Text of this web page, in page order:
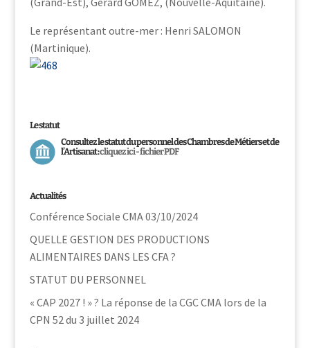
Le représentant outre-mer : Henri SALOMON
(Martinique).
Le statut
Consultez le statut du personnel des Chambres de Métiers et de
l’Artisanat :cliquez ici - fichier PDF
Actualités
Conférence Sociale CMA 03/10/2024
QUELLE GESTION DES PRODUCTIONS
ALIMENTAIRES DANS LES CFA ?
STATUT DU PERSONNEL
« CAP 2027 ! » ? La réponse de la CGC CMA lors de la
CPN 52 du 3 juillet 2024